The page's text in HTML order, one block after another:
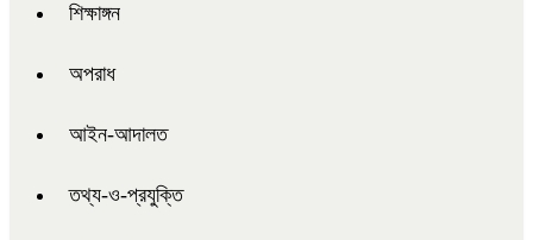
শিক্ষাঙ্গন
অপরাধ
আইন-আদালত
তথ্য-ও-প্রযুক্তি